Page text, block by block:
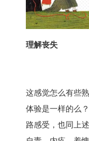
理解丧失
这感觉怎么有些
体验是一样的么
路感受，也同上